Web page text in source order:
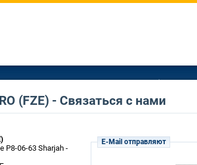
(FZE) - Связаться с нами
P8-06-63 Sharjah -
E-Mail отправляют